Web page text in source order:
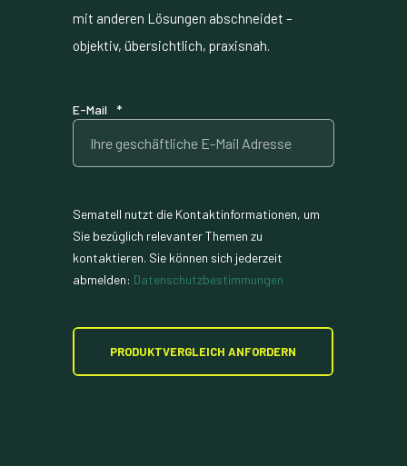
mit anderen Lösungen abschneidet –
objektiv, übersichtlich, praxisnah.
E-Mail *
Sematell nutzt die Kontaktinformationen, um
Sie bezüglich relevanter Themen zu
kontaktieren. Sie können sich jederzeit
abmelden: Datenschutzbestimmungen